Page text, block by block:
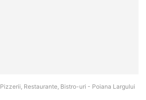
Pizzerii, Restaurante, Bistro-uri - Poiana Largului